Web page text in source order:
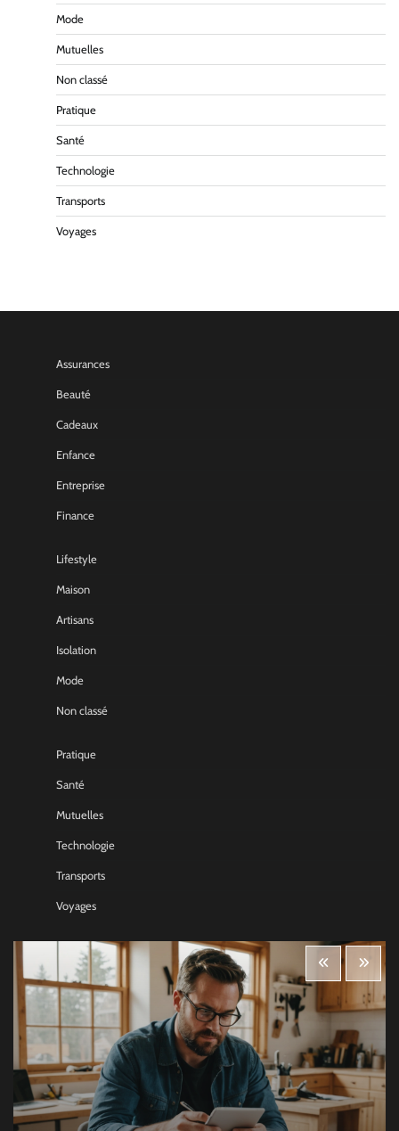
Mode
Mutuelles
Non classé
Pratique
Santé
Technologie
Transports
Voyages
Assurances
Beauté
Cadeaux
Enfance
Entreprise
Finance
Lifestyle
Maison
Artisans
Isolation
Mode
Non classé
Pratique
Santé
Mutuelles
Technologie
Transports
Voyages